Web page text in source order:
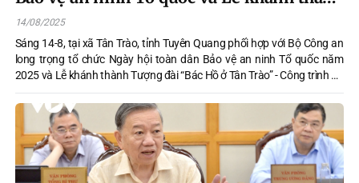
Tượng đài “Bác Hồ ở Tân Trào”
14/08/2025
Sáng 14-8, tại xã Tân Trào, tỉnh Tuyên Quang phối hợp với Bộ Công an
long trọng tổ chức Ngày hội toàn dân Bảo vệ an ninh Tổ quốc năm
2025 và Lễ khánh thành Tượng đài “Bác Hồ ở Tân Trào” - Công trình do
Bộ Công an tặng Đảng bộ, chính quyền và nhân dân tỉnh Tuyên Quang.